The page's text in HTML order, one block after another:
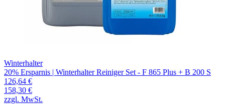
Winterhalter
20% Ersparnis | Winterhalter Reiniger Set - F 865 Plus + B 200 S
126,64 €
158,30 €
zzgl. MwSt.